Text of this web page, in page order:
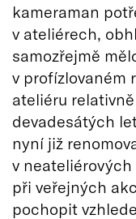
kameraman
v ateliérech,
samozřejmě
v profízlovaném
ateliéru
devadesátých
nyní již
v
při veřejných
pochopit